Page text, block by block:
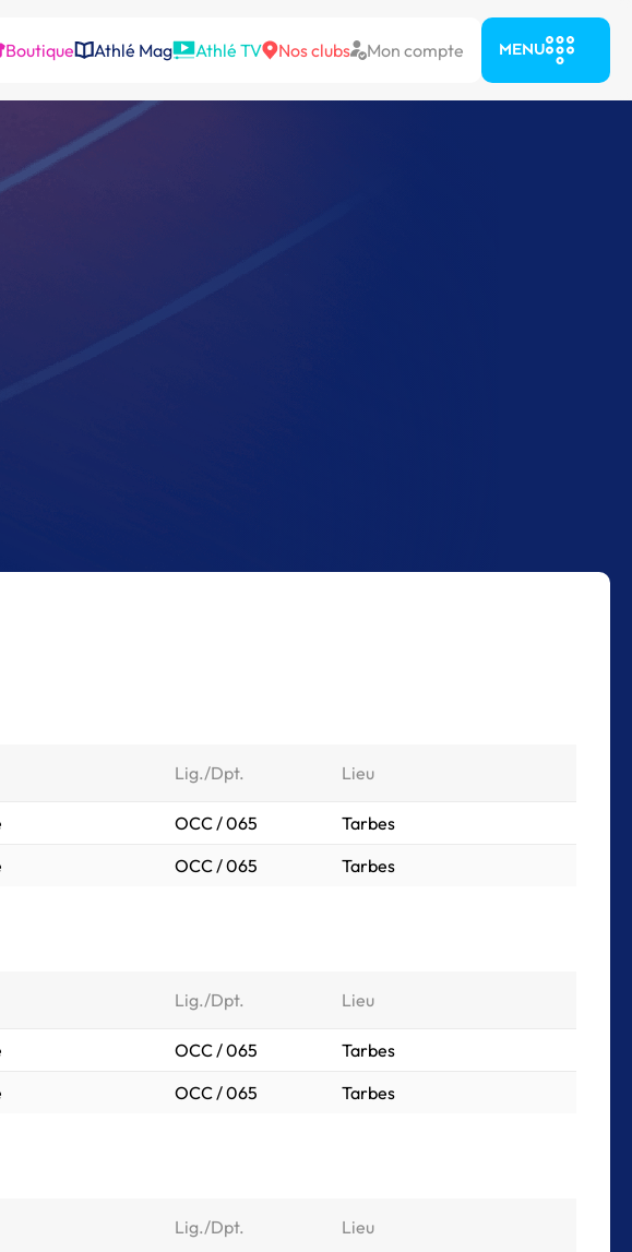
Boutique Athlé Mag Athlé TV Nos clubs Mon compte MENU
Lig./Dpt. Lieu
OCC / 065
Tarbes
OCC / 065 Tarbes
Lig./Dpt. Lieu
OCC / 065
Tarbes
OCC / 065 Tarbes
Lig./Dpt. Lieu